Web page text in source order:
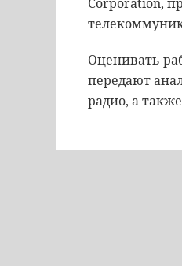
Оценивать
передают
радио, а